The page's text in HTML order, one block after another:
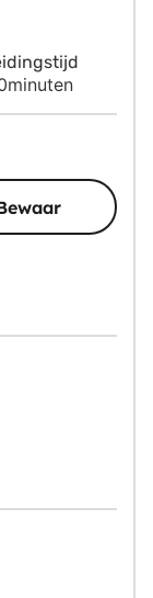
minuten
minuten